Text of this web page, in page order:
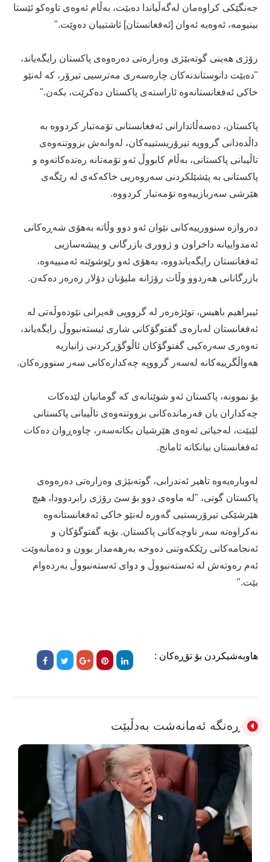
جەنگێکی کراوەمان لەگەڵیاندا دەبێت، بەڵام ئەوەی تاوەکو ئێستا
بینیومە، ئەوەیە ئەوان [ئەفغانستان] ئاشتییان دەوێت."
رۆژی هەینی گوتەبێژی وەزارەتی دەرەوەی پاکستان رایگەیاند،
"دەبێت دانوستاندنەکان چارەسەری مەترسیی تیرۆر، کە لەنێو
خاکی ئەفغانستانەوە ئاراستەی پاکستان دەکرێت، بکەن."
پاکستان، دەسەڵاتدارانی ئەفغانستانی تۆمەتبار کردووە بە
داڵدەدانی گرووپە تیرۆریستییەکان، لەوانەش بزووتنەوەی
تاڵیبانی پاکستانی، بەڵام کابووڵ ئەو تۆمەتانە رەتدەکاتەوە و
پاکستانی بە پێشێلکردنی سەروەریی خاکەکەی لە رێگەی
هێرشی سەربازییەوە تۆمەتبار کردووە.
دەروازە سنوورییەکانی نێوان ئەو دوو وڵاتە بەهۆی شەڕەکانی
ئەمدواییانە داخراون و ژووری بازرگانی و پیشەسازیی
ئەفغانستان رایگەیاندووە، بەهۆی ئەو رێوشوێنە ئەمنییەوە،
بازرگانانی هەردوو وڵات رۆژانە ملیۆنان دۆلار زەرەر دەکەن.
ئیبراهیم باهیس، توێژەرەر لە گرووپی قەیرانی نێودەوڵەتی لە
ئەفغانستان لەبارەی گفتوگۆکانی شاری ئیستەنبووڵ رایگەیاند،
تەوەری سەرەکیی گفتوگۆکان ئاڵوگۆڕکردنی زانیاریە
هەواڵگرییەکانە لەسەر گرووپە چەکدارەکانی سەر سنوورەکان.
بۆ نموونە، پاکستان ئەو شوێنانەی کە گومانیان لێدەکات
چەکداران یان فەرماندەکانی بزووتنەوەی تاڵیبانی پاکستانی
لێبێت، لەجیاتی ئەوەی هێرشیان بکاتەسەر، چاوەڕوان دەکات
ئەفغانستان بیانکاتە ئامانج.
لەوبارەیەوە تاهیر ئەندرابی، گوتەبێژی وەزارەتی دەرەوەی
پاکستان گوتی، "لە ماوەی دوو بۆ سێ رۆژی رابردوودا، هیچ
هێرشێکی تیرۆریستیی گەورە لەنێو خاکی ئەفغانستانەوە
نەکراوەتە سەر ناوچەکانی پاکستان. بۆیە گفتوگۆکان و
ئەنجامەکانی رێککەوتنی دەوحە بەرهەمدار بوون و دەمانەوێت
ئەم رەوتەش لە ئەستەنبووڵ و دوای ئەستەنبووڵ بەردەوام
بێت."
هاوبەشیکردن بۆ تۆڕەکان :
ڕەنگە ئەمانەشت بەدڵبێت